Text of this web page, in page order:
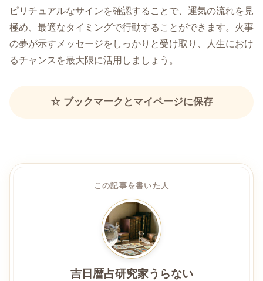
ピリチュアルなサインを確認することで、運気の流れを見
極め、最適なタイミングで行動することができます。火事
の夢が示すメッセージをしっかりと受け取り、人生におけ
るチャンスを最大限に活用しましょう。
☆ ブックマークとマイページに保存
この記事を書いた人
吉日暦占研究家うらない